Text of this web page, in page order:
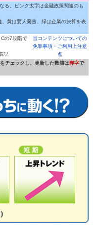
。ピンク太字は金融政策関連のも
黄は要人発言、緑は企業の決算を表
の7段階で
記
当コンテンツについての
免罪事項・ご利用上注意
点
チェックし、更新した数値は赤字で